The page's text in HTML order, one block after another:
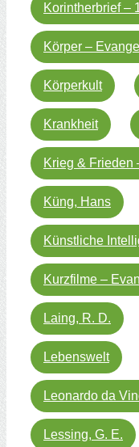
Korintherbrief –
Körper –
Körperkult
Krankheit
Krieg & Frieden
Küng, Hans
Künstliche
Kurzfilme –
Laing, R. D.
Lebenswelt
Leonardo da
Lessing, G. E.